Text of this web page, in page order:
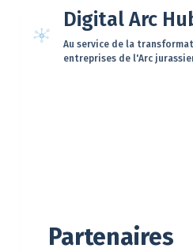
Digital Arc
Au service de la
entreprises de l'Arc
Partenaires